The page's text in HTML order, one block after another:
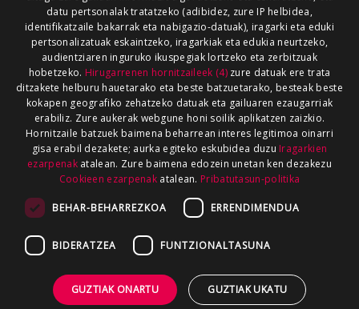
datu pertsonalak tratatzeko (adibidez, zure IP helbidea,
identifikatzaile bakarrak eta nabigazio-datuak), iragarki eta eduki
pertsonalizatuak eskaintzeko, iragarkiak eta edukia neurtzeko,
audientziaren inguruko ikuspegiak lortzeko eta zerbitzuak
hobetzeko. Hirugarrenen hornitzaileek (4)zure datuak ere trata
ditzakete helburu hauetarako eta beste batzuetarako, besteak beste
kokapen geografiko zehatzeko datuak eta gailuaren ezaugarriak
erabiliz. Zure aukerak webgune honi soilik aplikatzen zaizkio.
Hornitzaile batzuek baimena beharrean interes legitimoa oinarri
gisa erabil dezakete; aurka egiteko eskubidea duzu Iragarkien
ezarpenakatalean. Zure baimena edozein unetan ken dezakezu
Cookieen ezarpenak atalean. Pribatutasun-politika
BEHAR-BEHARREZKOA ERRENDIMENDUA
BIDERATZEA FUNTZIONALTASUNA
GUZTIAK ONARTU GUZTIAK UKATU